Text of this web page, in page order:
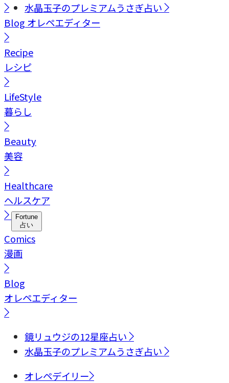
水晶玉子のプレミアムうさぎ占い
Blog オレペエディター
Recipe
レシピ
LifeStyle
暮らし
Beauty
美容
Healthcare
ヘルスケア
Fortune
占い
Comics
漫画
Blog
オレペエディター
鏡リュウジの12星座占い
水晶玉子のプレミアムうさぎ占い
オレペデイリー